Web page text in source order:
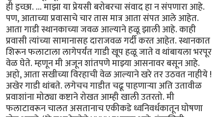
ही इच्छा. ... माझा या प्रेयसी बरोबरचा संवाद हा न संपणारा आहे.
पण, आताच्या प्रवासाचे चार तास मात्र आता संपत आले आहेत.
आता गाडी स्थानकाच्या जवळ आल्याने हळू झाली आहे. काही
प्रवासी त्यांच्या सामानासह दाराजवळ गर्दी करत आहेत. स्थानकात
शिरून फलाटाला लागेपर्यंत गाडी खूप हळू जाते व थांबायला भरपूर
वेळ घेते. म्हणून मी अजून शांतपणे माझ्या आसनावर बसून आहे.
अहो, आता सखीच्या विरहाची वेळ आल्याने खरे तर उठवत नाहीये !
अखेर गाडी थांबते. लगेचच गाडीत चढू पाहणाऱ्या अति उतावीळ
प्रवाशांना मोठ्या कष्टाने रोखत आम्ही खाली उतरतो. मी
फलाटावरून चालत असतानाच एकीकडे ध्वनिवर्धकातून घोषणा